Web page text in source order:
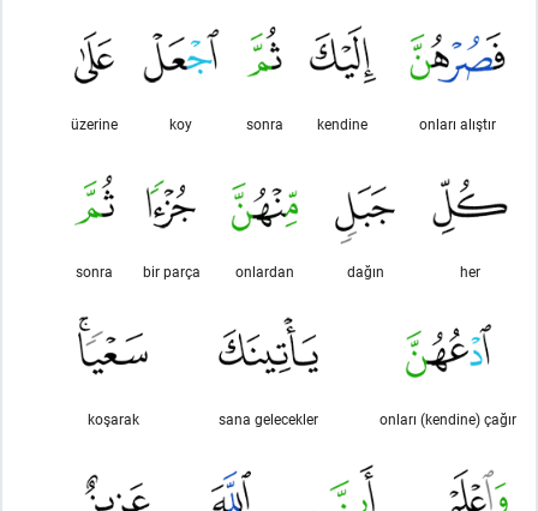
onları alıştır
kendine
sonra
koy
üzerine
her
dağın
onlardan
bir parça
sonra
onları (kendine) çağır
sana gelecekler
koşarak